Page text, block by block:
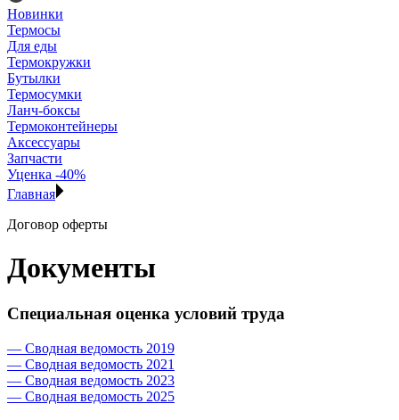
Новинки
Термосы
Для еды
Термокружки
Бутылки
Термосумки
Ланч-боксы
Термоконтейнеры
Аксессуары
Запчасти
Уценка -40%
Главная
Договор оферты
Документы
Специальная оценка условий труда
— Сводная ведомость 2019
— Сводная ведомость 2021
— Сводная ведомость 2023
— Сводная ведомость 2025